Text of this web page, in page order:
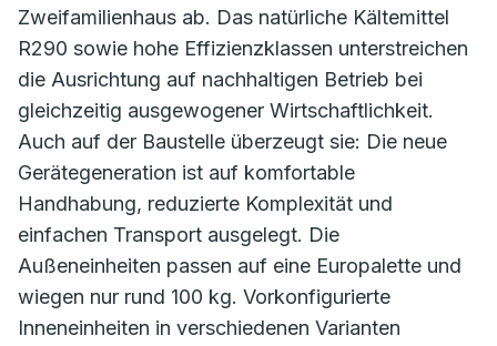
Zweifamilienhaus ab. Das natürliche Kältemittel
R290 sowie hohe Effizienzklassen unterstreichen
die Ausrichtung auf nachhaltigen Betrieb bei
gleichzeitig ausgewogener Wirtschaftlichkeit.
Auch auf der Baustelle überzeugt sie: Die neue
Gerätegeneration ist auf komfortable
Handhabung, reduzierte Komplexität und
einfachen Transport ausgelegt. Die
Außeneinheiten passen auf eine Europalette und
wiegen nur rund 100 kg. Vorkonfigurierte
Inneneinheiten in verschiedenen Varianten